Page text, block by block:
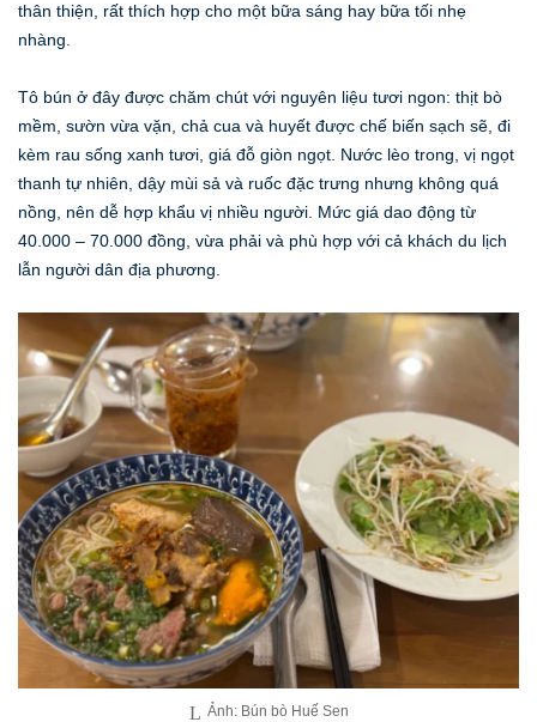
thân thiện, rất thích hợp cho một bữa sáng hay bữa tối nhẹ
nhàng.
Tô bún ở đây được chăm chút với nguyên liệu tươi ngon: thịt bò
mềm, sườn vừa vặn, chả cua và huyết được chế biến sạch sẽ, đi
kèm rau sống xanh tươi, giá đỗ giòn ngọt. Nước lèo trong, vị ngọt
thanh tự nhiên, dậy mùi sả và ruốc đặc trưng nhưng không quá
nồng, nên dễ hợp khẩu vị nhiều người. Mức giá dao động từ
40.000 – 70.000 đồng, vừa phải và phù hợp với cả khách du lịch
lẫn người dân địa phương.
Ảnh: Bún bò Huế Sen